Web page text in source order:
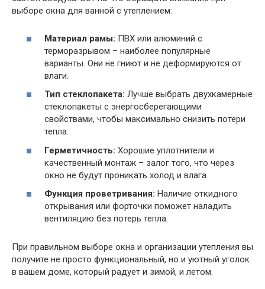
выборе окна для ванной с утеплением:
Материал рамы: ПВХ или алюминий с
терморазрывом – наиболее популярные
варианты. Они не гниют и не деформируются от
влаги.
Тип стеклопакета: Лучше выбрать двухкамерные
стеклопакеты с энергосберегающими
свойствами, чтобы максимально снизить потери
тепла.
Герметичность: Хорошие уплотнители и
качественный монтаж – залог того, что через
окно не будут проникать холод и влага.
Функция проветривания: Наличие откидного
открывания или форточки поможет наладить
вентиляцию без потерь тепла.
При правильном выборе окна и организации утепления вы
получите не просто функциональный, но и уютный уголок
в вашем доме, который радует и зимой, и летом.